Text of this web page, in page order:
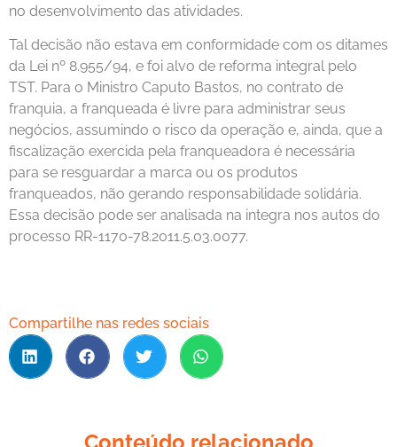
no desenvolvimento das atividades.
Tal decisão não estava em conformidade com os ditames
da Lei nº 8.955/94, e foi alvo de reforma integral pelo
TST. Para o Ministro Caputo Bastos, no contrato de
franquia, a franqueada é livre para administrar seus
negócios, assumindo o risco da operação e, ainda, que a
fiscalização exercida pela franqueadora é necessária
para se resguardar a marca ou os produtos
franqueados, não gerando responsabilidade solidária.
Essa decisão pode ser analisada na integra nos autos do
processo RR-1170-78.2011.5.03.0077.
Compartilhe nas redes sociais